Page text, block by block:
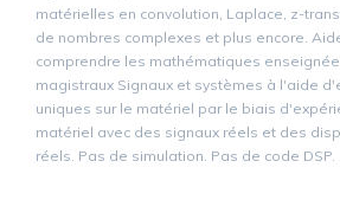
matérielles en convolution, Laplace, z-
de nombres complexes et plus encore.
comprendre les mathématiques
magistraux Signaux et systèmes à l'aide
uniques sur le matériel par le biais
matériel avec des signaux réels et des
réels. Pas de simulation. Pas de code DSP.